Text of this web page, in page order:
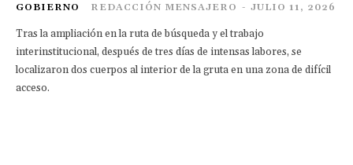
GOBIERNO REDACCIÓN MENSAJERO - JULIO 11, 2026
Tras la ampliación en la ruta de búsqueda y el trabajo
interinstitucional, después de tres días de intensas labores, se
localizaron dos cuerpos al interior de la gruta en una zona de difícil
acceso.